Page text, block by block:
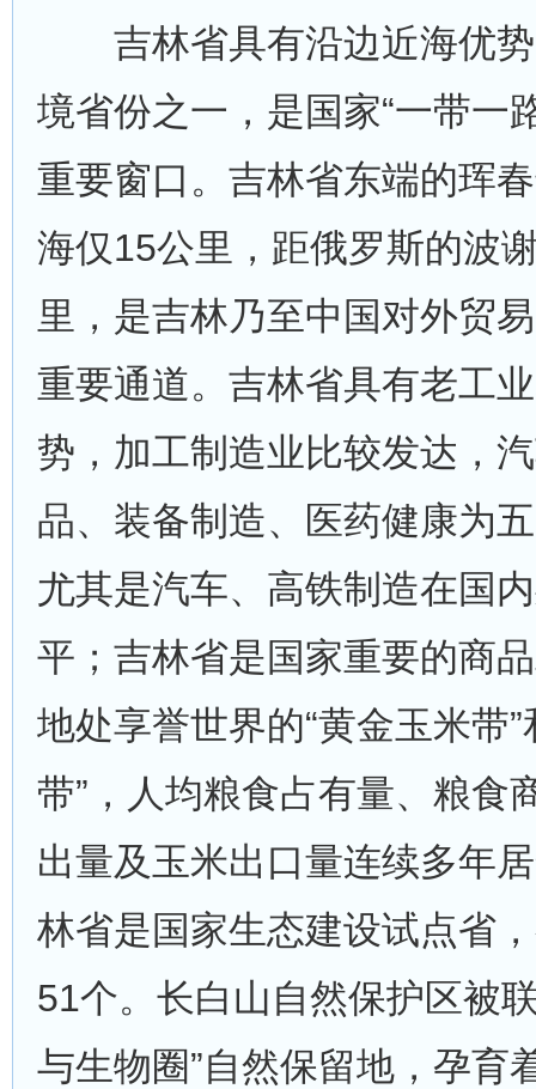
吉林省具有沿边近海优势
境省份之一，是国家“一带一
重要窗口。吉林省东端的珲
海仅15公里，距俄罗斯的波
里，是吉林乃至中国对外贸
重要通道。吉林省具有老工
势，加工制造业比较发达，
品、装备制造、医药健康为
尤其是汽车、高铁制造在国
平；吉林省是国家重要的商
地处享誉世界的“黄金玉米带”
带”，人均粮食占有量、粮食
出量及玉米出口量连续多年
林省是国家生态建设试点省
51个。长白山自然保护区被
与生物圈”自然保留地，孕育